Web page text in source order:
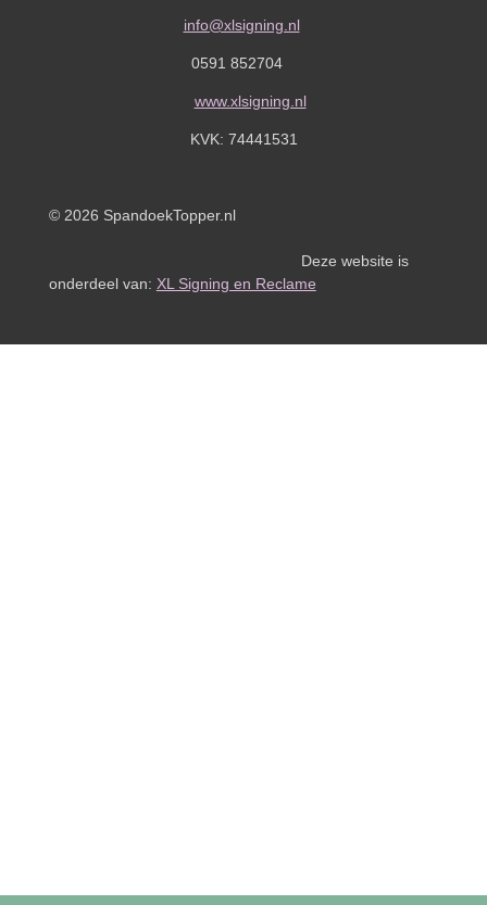
info@xlsigning.nl
0591 852704
www.xlsigning.nl
KVK: 74441531
© 2026 SpandoekTopper.nl
Deze website is
onderdeel van: XL Signing en Reclame